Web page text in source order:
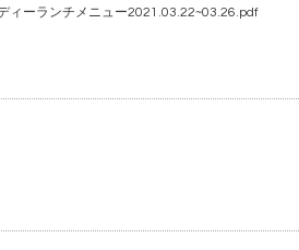
ィーランチメニュー2021.03.22~03.26.pdf